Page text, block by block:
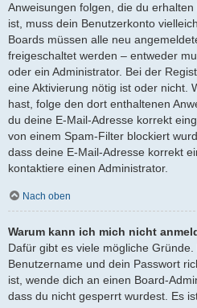
Anweisungen folgen, die du
ist, muss dein Benutzerkonto
Boards müssen alle neu
freigeschaltet werden – entweder
oder ein Administrator. Bei der
eine Aktivierung nötig ist oder nicht.
hast, folge den dort enthaltenen
du deine E-Mail-Adresse korrekt
von einem Spam-Filter blockiert
dass deine E-Mail-Adresse korrekt
kontaktiere einen Administrator.
Nach oben
Warum kann ich mich nicht
Dafür gibt es viele mögliche
Benutzername und dein Passwort
ist, wende dich an einen Board-
dass du nicht gesperrt wurdest. Es